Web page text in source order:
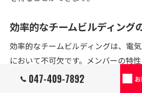
効率的なチームビルディング
効率的なチームビルディングは、電
において不可欠です。メンバーの特
明確にすることで、作業効率が向上
047-409-7892